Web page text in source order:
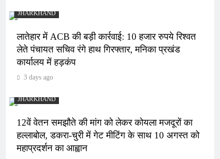
JHARKHAND
लातेहार में ACB की बड़ी कार्रवाई: 10 हजार रुपये रिश्वत
लेते पंचायत सचिव रंगे हाथ गिरफ्तार, मनिका प्रखंड
कार्यालय में हड़कंप
3 days ago
JHARKHAND
12वें वेतन समझौते की मांग को लेकर कोयला मजदूरों का
हल्लाबोल, डकरा-चुरी में गेट मीटिंग के साथ 10 अगस्त को
महाप्रदर्शन का आह्वान